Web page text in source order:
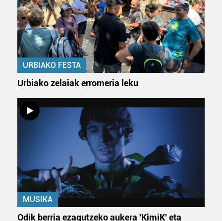
URBIAKO FESTA
Urbiako zelaiak erromeria leku
MUSIKA
Odik berria ezagutzeko aukera 'KimiK' eta